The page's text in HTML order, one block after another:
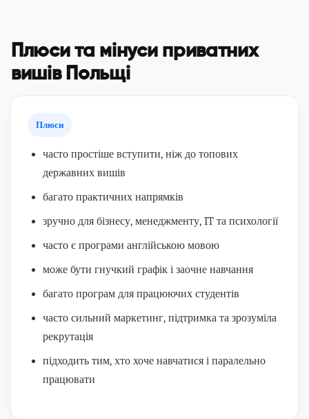
Плюси та мінуси приватних
вишів Польщі
Плюси
часто простіше вступити, ніж до топових
державних вишів
багато практичних напрямків
зручно для бізнесу, менеджменту, IT та психології
часто є програми англійською мовою
може бути гнучкий графік і заочне навчання
багато програм для працюючих студентів
часто сильний маркетинг, підтримка та зрозуміла
рекрутація
підходить тим, хто хоче навчатися і паралельно
працювати